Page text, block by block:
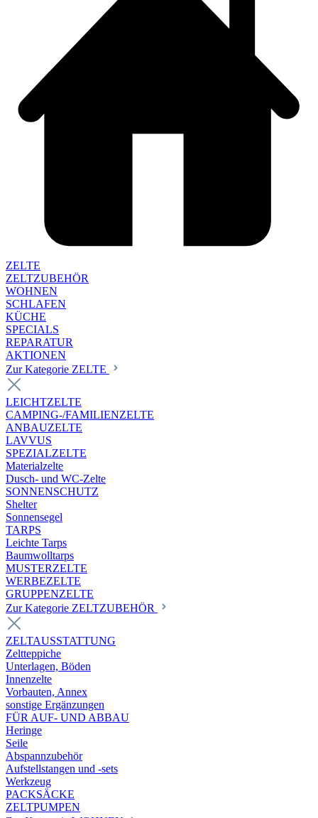
ZELTE
ZELTZUBEHÖR
WOHNEN
SCHLAFEN
KÜCHE
SPECIALS
REPARATUR
AKTIONEN
Zur Kategorie ZELTE
LEICHTZELTE
CAMPING-/FAMILIENZELTE
ANBAUZELTE
LAVVUS
SPEZIALZELTE
Materialzelte
Dusch- und WC-Zelte
SONNENSCHUTZ
Shelter
Sonnensegel
TARPS
Leichte Tarps
Baumwolltarps
MUSTERZELTE
WERBEZELTE
GRUPPENZELTE
Zur Kategorie ZELTZUBEHÖR
ZELTAUSSTATTUNG
Zeltteppiche
Unterlagen, Böden
Innenzelte
Vorbauten, Annex
sonstige Ergänzungen
FÜR AUF- UND ABBAU
Heringe
Seile
Abspannzubehör
Aufstellstangen und -sets
Werkzeug
PACKSÄCKE
ZELTPUMPEN